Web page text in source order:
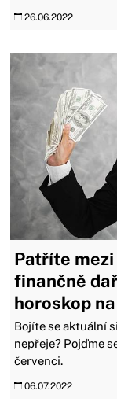
26.06.2022
Patříte
finančně
horoskop
Bojíte se aktuální
nepřeje? Pojďme
červenci.
06.07.2022